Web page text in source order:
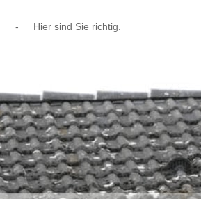
- Hier sind Sie richtig.